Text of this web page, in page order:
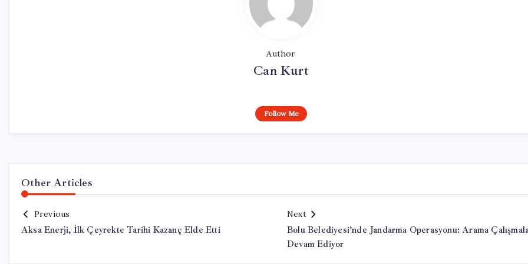
Author
Can Kurt
Follow Me
Other Articles
Previous
Aksa Enerji, İlk Çeyrekte Tarihi Kazanç Elde Etti
Next
Bolu Belediyesi’nde Jandarma Operasyonu: Arama
Devam Ediyor